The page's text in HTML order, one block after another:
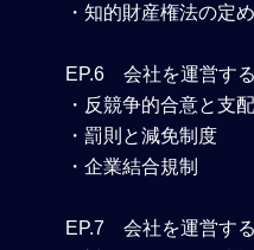
・知的財産権法の定
EP.6 会社を運営す
・反競争的合意と支
・罰則と減免制度
・企業結合規制
EP.7 会社を運営す